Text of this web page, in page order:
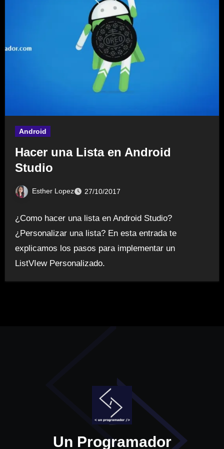
Android
Hacer una Lista en Android
Studio
Esther Lopez 27/10/2017
¿Como hacer una lista en Android Studio?
¿Personalizar una lista? En esta entrada te
explicamos los pasos para implementar un
ListVIew Personalizado.
Un Programador